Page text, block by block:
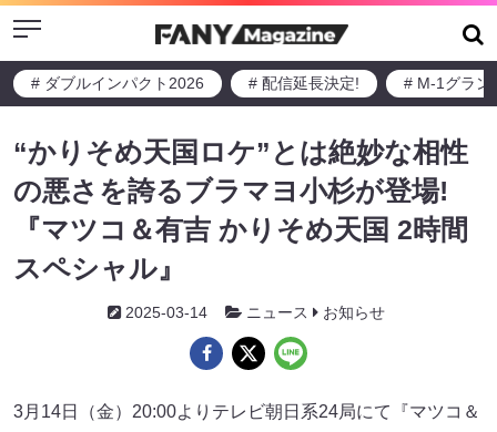
Menu
# ダブルインパクト2026 # 配信延長決定! # M-1グラン
“かりそめ天国ロケ”とは絶妙な相性
の悪さを誇るブラマヨ小杉が登場!
『マツコ＆有吉 かりそめ天国 2時間
スペシャル』
2025-03-14 ニュース お知らせ
3月14日（金）20:00よりテレビ朝日系24局にて『マツコ＆